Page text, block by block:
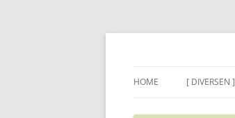
Ga
HOME [ DIVERSEN ]